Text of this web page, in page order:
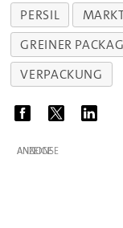
PERSIL
GREINER
VERPACKUNG
ANZEIGE